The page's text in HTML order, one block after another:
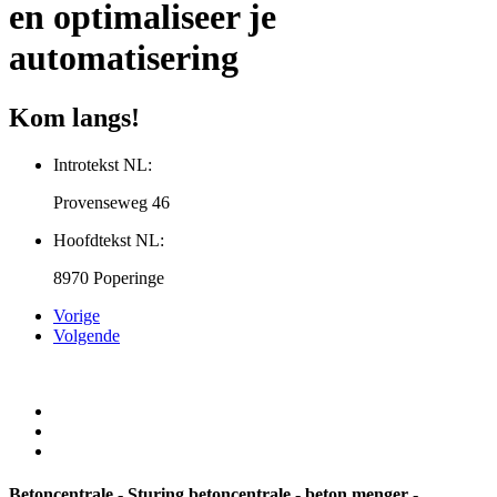
en optimaliseer je
automatisering
Kom langs!
Introtekst NL:
Provenseweg 46
Hoofdtekst NL:
8970 Poperinge
Vorige
Volgende